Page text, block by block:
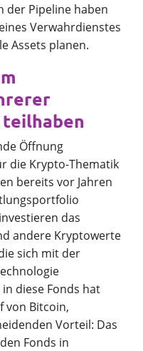
der Pipeline haben
Verwahrdienstes
Assets planen.
Öffnung
die Krypto-Thematik
bereits vor Jahren
das
andere Kryptowerte
sich mit der
diese Fonds hat
von Bitcoin,
Vorteil: Das
Fonds in